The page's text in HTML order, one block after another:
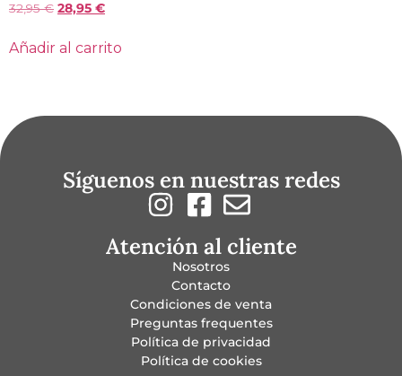
32,95€ 28,95 €
Añadir al carrito
Síguenos en nuestras redes
Atención al cliente
Nosotros
Contacto
Condiciones de venta
Preguntas frequentes
Política de privacidad
Política de cookies